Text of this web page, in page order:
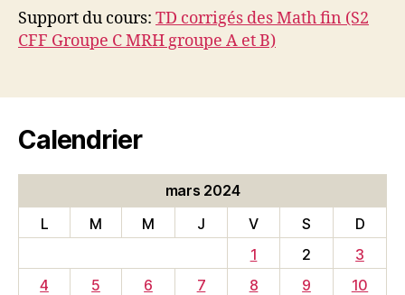
Support du cours: TD corrigés des Math fin (S2
CFF Groupe C MRH groupe A et B)
Calendrier
mars 2024
L
M M J V S
D
1
2
3
4
5 6 7 8 9
10